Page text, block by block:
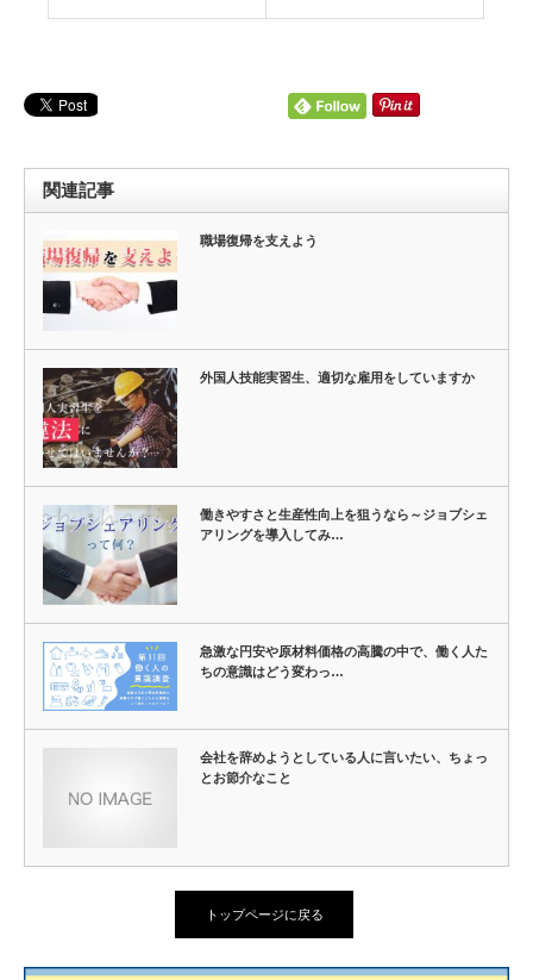
関連記事
職場復帰を支えよう
外国人技能実習生、適切な雇用をしていますか
働きやすさと生産性向上を狙うなら～ジョブシェ
アリングを導入してみ…
急激な円安や原材料価格の高騰の中で、働く人た
ちの意識はどう変わっ…
会社を辞めようとしている人に言いたい、ちょっ
とお節介なこと
トップページに戻る